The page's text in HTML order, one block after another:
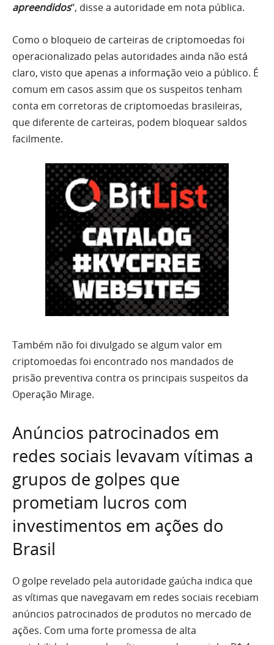
apreendidos“, disse a autoridade em nota pública.
Como o bloqueio de carteiras de criptomoedas foi
operacionalizado pelas autoridades ainda não está
claro, visto que apenas a informação veio a público. É
comum em casos assim que os suspeitos tenham
conta em corretoras de criptomoedas brasileiras,
que diferente de carteiras, podem bloquear saldos
facilmente.
Também não foi divulgado se algum valor em
criptomoedas foi encontrado nos mandados de
prisão preventiva contra os principais suspeitos da
Operação Mirage.
Anúncios patrocinados em
redes sociais levavam vítimas a
grupos de golpes que
prometiam lucros com
investimentos em ações do
Brasil
O golpe revelado pela autoridade gaúcha indica que
as vítimas que navegavam em redes sociais recebiam
anúncios patrocinados de produtos no mercado de
ações. Com uma forte promessa de alta